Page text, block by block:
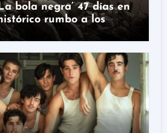
bola negra’ 47 días en
rumbo a los